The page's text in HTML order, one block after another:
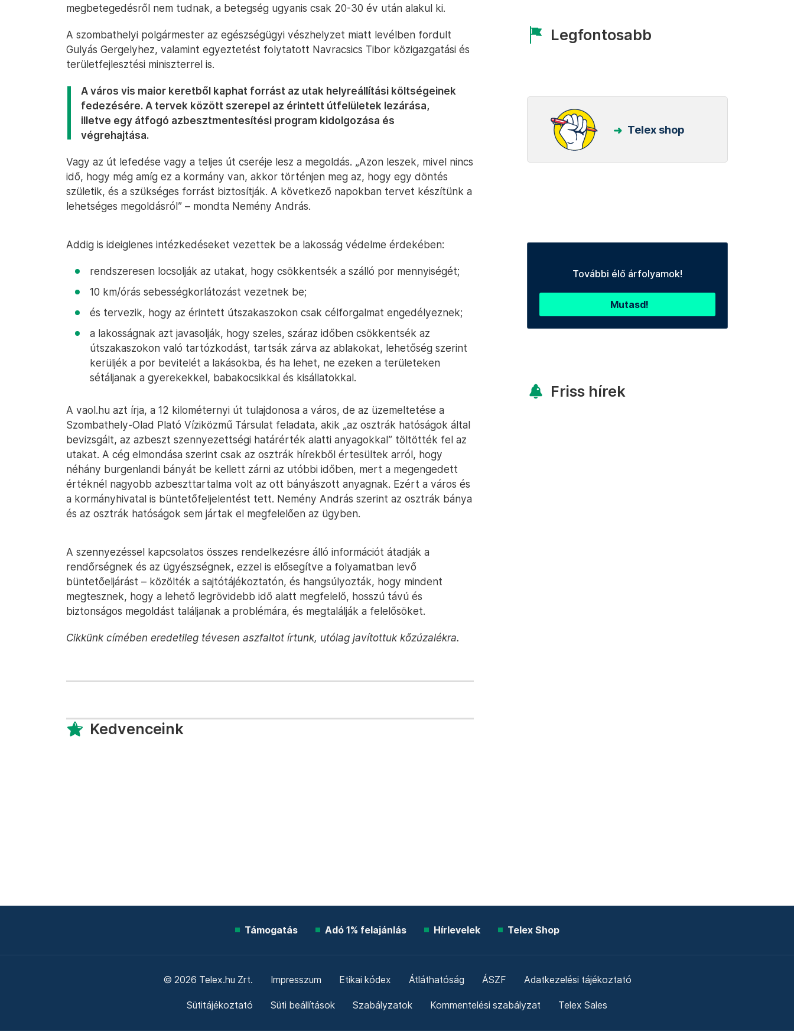
megbetegedésről nem tudnak, a betegség ugyanis csak 20-30 év után alakul ki.
A szombathelyi polgármester az egészségügyi vészhelyzet miatt levélben fordult
Gulyás Gergelyhez, valamint egyeztetést folytatott Navracsics Tibor közigazgatási és
területfejlesztési miniszterrel is.
A város vis maior keretből kaphat forrást az utak helyreállítási költségeinek
fedezésére. A tervek között szerepel az érintett útfelületek lezárása,
illetve egy átfogó azbesztmentesítési program kidolgozása és
végrehajtása.
Vagy az út lefedése vagy a teljes út cseréje lesz a megoldás. „Azon leszek, mivel nincs
idő, hogy még amíg ez a kormány van, akkor történjen meg az, hogy egy döntés
születik, és a szükséges forrást biztosítják. A következő napokban tervet készítünk a
lehetséges megoldásról” – mondta Nemény András.
Addig is ideiglenes intézkedéseket vezettek be a lakosság védelme érdekében:
rendszeresen locsolják az utakat, hogy csökkentsék a szálló por mennyiségét;
10 km/órás sebességkorlátozást vezetnek be;
és tervezik, hogy az érintett útszakaszokon csak célforgalmat engedélyeznek;
a lakosságnak azt javasolják, hogy szeles, száraz időben csökkentsék az
útszakaszokon való tartózkodást, tartsák zárva az ablakokat, lehetőség szerint
kerüljék a por bevitelét a lakásokba, és ha lehet, ne ezeken a területeken
sétáljanak a gyerekekkel, babakocsikkal és kisállatokkal.
A vaol.hu azt írja, a 12 kilométernyi út tulajdonosa a város, de az üzemeltetése a
Szombathely-Olad Plató Víziközmű Társulat feladata, akik „az osztrák hatóságok által
bevizsgált, az azbeszt szennyezettségi határérték alatti anyagokkal” töltötték fel az
utakat. A cég elmondása szerint csak az osztrák hírekből értesültek arról, hogy
néhány burgenlandi bányát be kellett zárni az utóbbi időben, mert a megengedett
értéknél nagyobb azbeszttartalma volt az ott bányászott anyagnak. Ezért a város és
a kormányhivatal is büntetőfeljelentést tett. Nemény András szerint az osztrák bánya
és az osztrák hatóságok sem jártak el megfelelően az ügyben.
A szennyezéssel kapcsolatos összes rendelkezésre álló információt átadják a
rendőrségnek és az ügyészségnek, ezzel is elősegítve a folyamatban levő
büntetőeljárást – közölték a sajtótájékoztatón, és hangsúlyozták, hogy mindent
megtesznek, hogy a lehető legrövidebb idő alatt megfelelő, hosszú távú és
biztonságos megoldást találjanak a problémára, és megtalálják a felelősöket.
Cikkünk címében eredetileg tévesen aszfaltot írtunk, utólag javítottuk kőzúzalékra.
Kedvenceink
Legfontosabb
Telex shop
További élő árfolyamok!
Mutasd!
Friss hírek
Támogatás Adó 1% felajánlás Hírlevelek Telex Shop
© 2026 Telex.hu Zrt. Impresszum Etikai kódex Átláthatóság ÁSZF Adatkezelési tájékoztató
Sütitájékoztató Süti beállítások Szabályzatok Kommentelési szabályzat Telex Sales